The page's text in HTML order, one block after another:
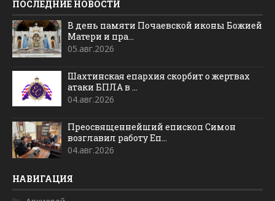
ПОСЛЕДНИЕ НОВОСТИ
В день памяти Почаевской иконы Божией
Матери и пра...
05.авг.2026
Шахтинская епархия скорбит о жертвах
атаки БПЛА в ...
04.авг.2026
Преосвященнейший епископ Симон
возглавил работу Еп...
04.авг.2026
НАВИГАЦИЯ